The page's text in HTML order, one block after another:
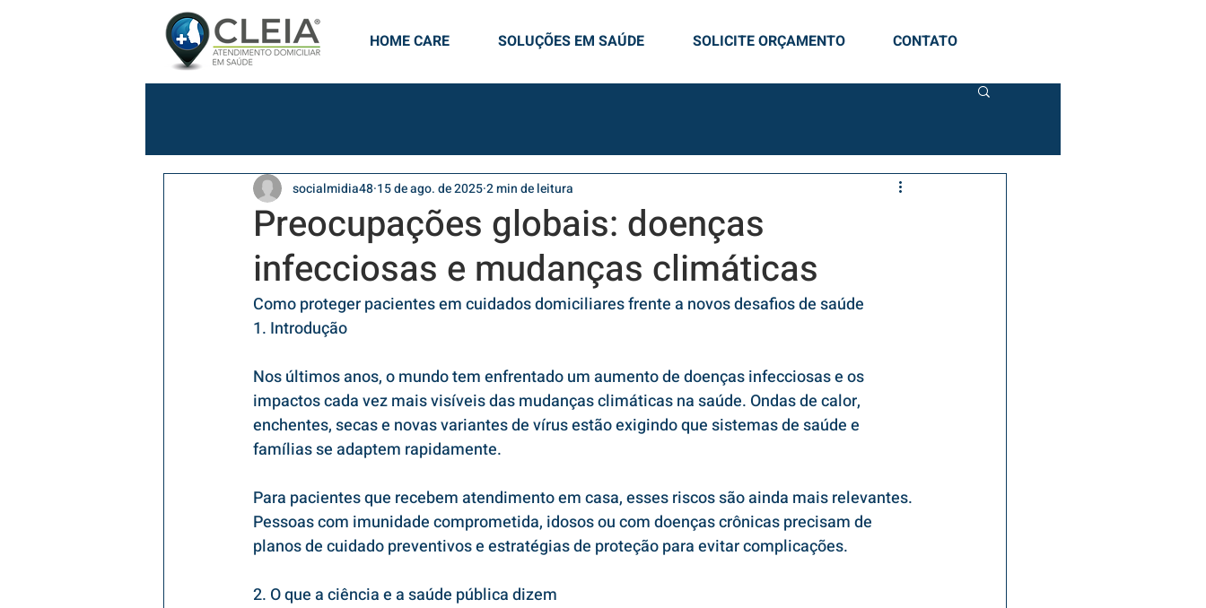
HOME CARE SOLUÇÕES EM SAÚDE SOLICITE ORÇAMENTO CONTATO
Preocupações globais: doenças
infecciosas e mudanças climáticas
socialmidia48 15 de ago. de 20252 min de leitura
Como proteger pacientes em cuidados domiciliares frente a novos desafios de saúde
1. Introdução
Nos últimos anos, o mundo tem enfrentado um aumento de doenças infecciosas e os
impactos cada vez mais visíveis das mudanças climáticas na saúde. Ondas de calor,
enchentes, secas e novas variantes de vírus estão exigindo que sistemas de saúde e
famílias se adaptem rapidamente.
Para pacientes que recebem atendimento em casa, esses riscos são ainda mais relevantes.
Pessoas com imunidade comprometida, idosos ou com doenças crônicas precisam de
planos de cuidado preventivos e estratégias de proteção para evitar complicações.
2. O que a ciência e a saúde pública dizem